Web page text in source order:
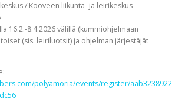
/ Kooveen liikunta- ja leirikeskus
16.2.-8.4.2026 välillä (kummiohjelmaan
(sis. leiriluotsit) ja ohjelman järjestäjät
polyamoria/events/register/aab3238922